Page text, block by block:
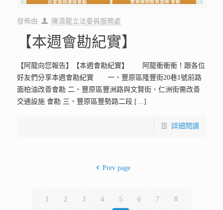
發佈由 陳清龍立法委員服務處
【本週會勘紀實】
【阿龍向您報告】【本週會勘紀實】 阿龍衝衝衝！跟各位
好友們分享本週會勘紀實 一、豐原區隆豐街20巷1號前路
面柏油改善會勘 二、豐原區豐洲路與文賢街、仁洲街需改善
交通設施 會勘 三、豐原區豐勢路二段[…]
詳細閱讀
Prev page
1 2 3 4 5 6 7 8